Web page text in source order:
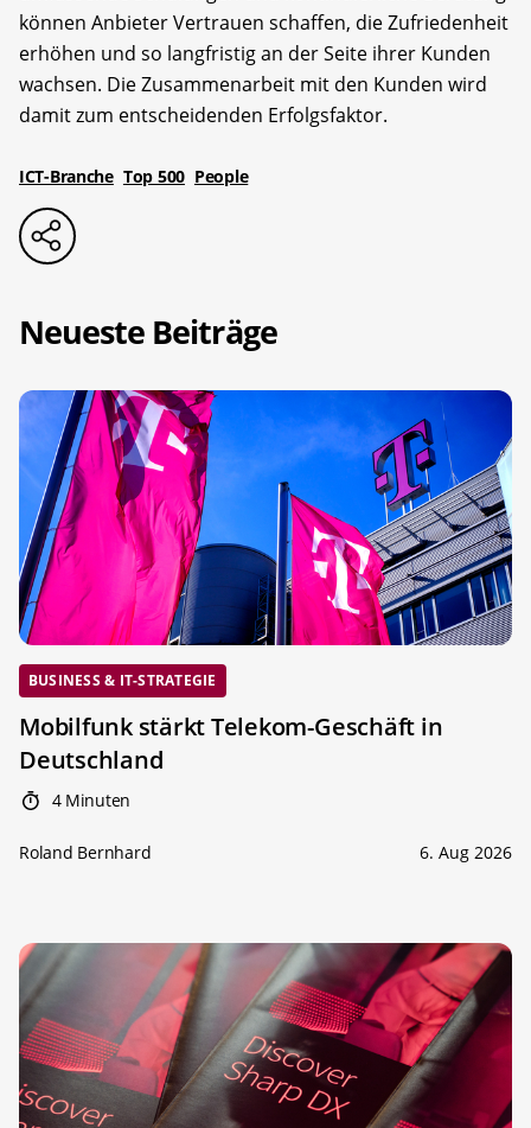
können Anbieter Vertrauen schaffen, die Zufriedenheit
erhöhen und so langfristig an der Seite ihrer Kunden
wachsen. Die Zusammenarbeit mit den Kunden wird
damit zum entscheidenden Erfolgsfaktor.
ICT-Branche Top 500 People
Neueste Beiträge
BUSINESS & IT-STRATEGIE
Mobilfunk stärkt Telekom-Geschäft in
Deutschland
4 Minuten
Roland Bernhard 6. Aug 2026